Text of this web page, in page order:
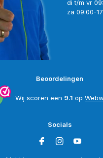
di t/m vr
za 09:00-
Beoordelingen
Wij scoren een 9.1 op
Socials